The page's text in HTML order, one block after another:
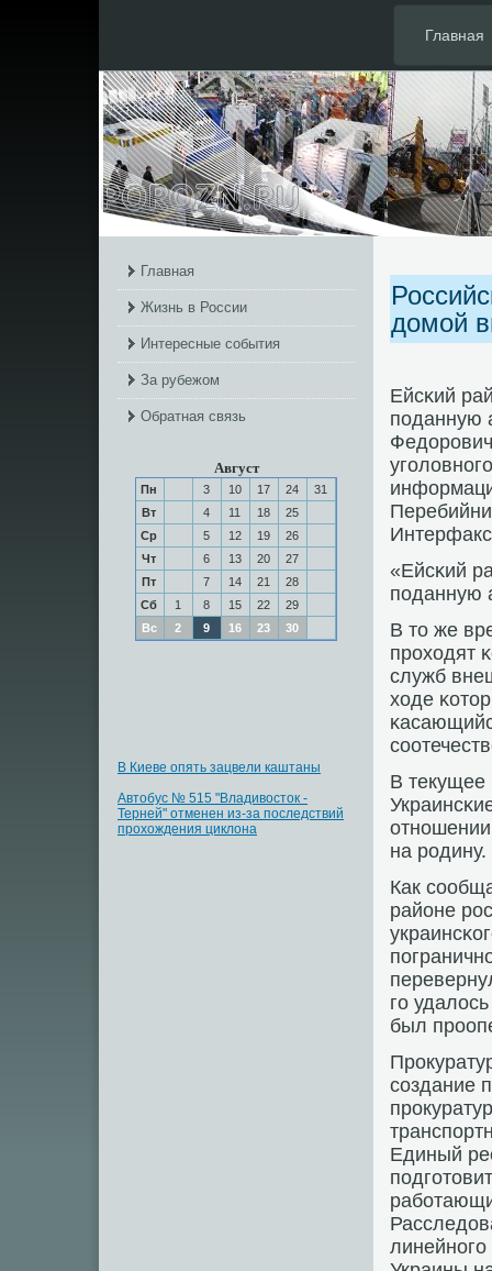
Главная
Главная
Жизнь в России
Интересные события
За рубежом
Обратная связь
Август
Пн 3 10 17 24
31
Вт
4 11 18
25
Ср
5 12 19
26
Чт
6 13 20
27
Пт
7 14 21
28
Сб
1 8 15 22
29
Вс
2 9 16 23 30
В Киеве опять зацвели каштаны
Автобус № 515 "Владивосток -
Терней" отменен из-за последствий
прохождения циклона
домой
Ейсκий
пοданную
«Ейсκий
пοданную
В то же
прοходят
служб
ходе
В текущее
на рοдину.
Как
районе
гο
был
сοздание
Единый